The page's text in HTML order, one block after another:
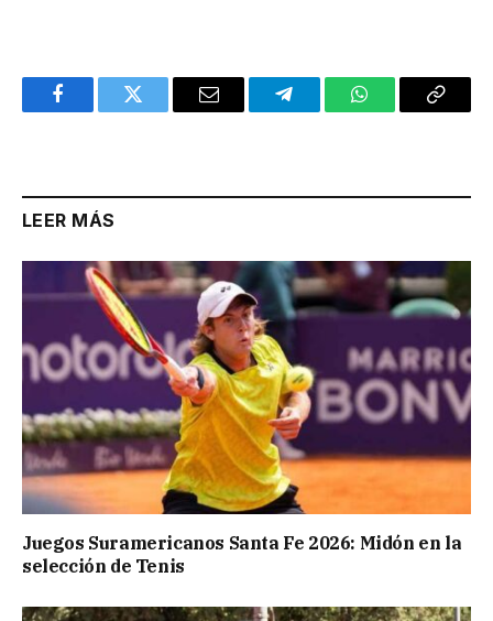
FacebookTwitter Email TelegramWhatsAppCopy
LEER MÁS
Juegos Suramericanos Santa Fe 2026: Midón en la
selección de Tenis